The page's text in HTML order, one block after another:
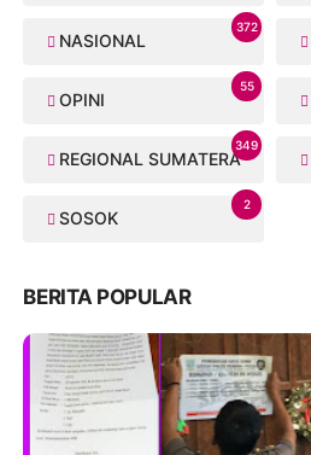
NASIONAL
372
OPINI
55
REGIONAL SUMATERA
349
SOSOK
2
BERITA POPULAR